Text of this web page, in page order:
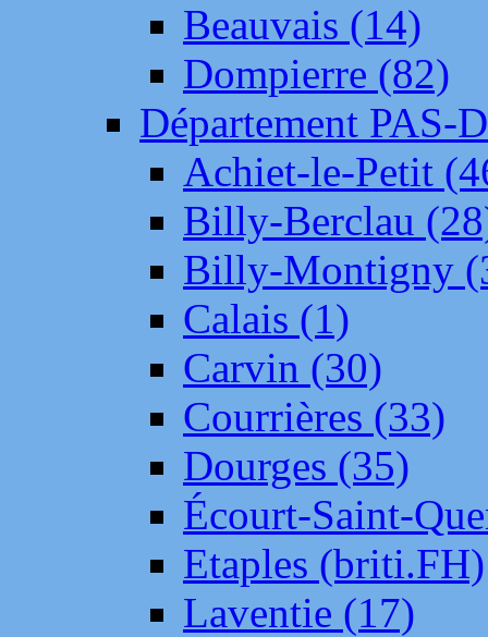
Beauvais (14)
Dompierre (82)
Département PAS-
Achiet-le-Petit
Billy-Berclau
Billy-Montigny
Calais (1)
Carvin (30)
Courrières (33)
Dourges (35)
Écourt-Saint-
Etaples (briti.FH)
Laventie (17)